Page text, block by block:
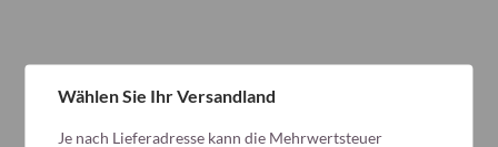
Wählen Sie Ihr Versandland
Je nach Lieferadresse kann die Mehrwertsteuer